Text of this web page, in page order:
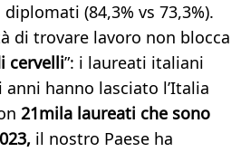
(84,3% vs 73,3%).
di trovare lavoro non blocca
cervelli”: i laureati italiani
hanno lasciato l’Italia
21mila laureati che sono
il nostro Paese ha